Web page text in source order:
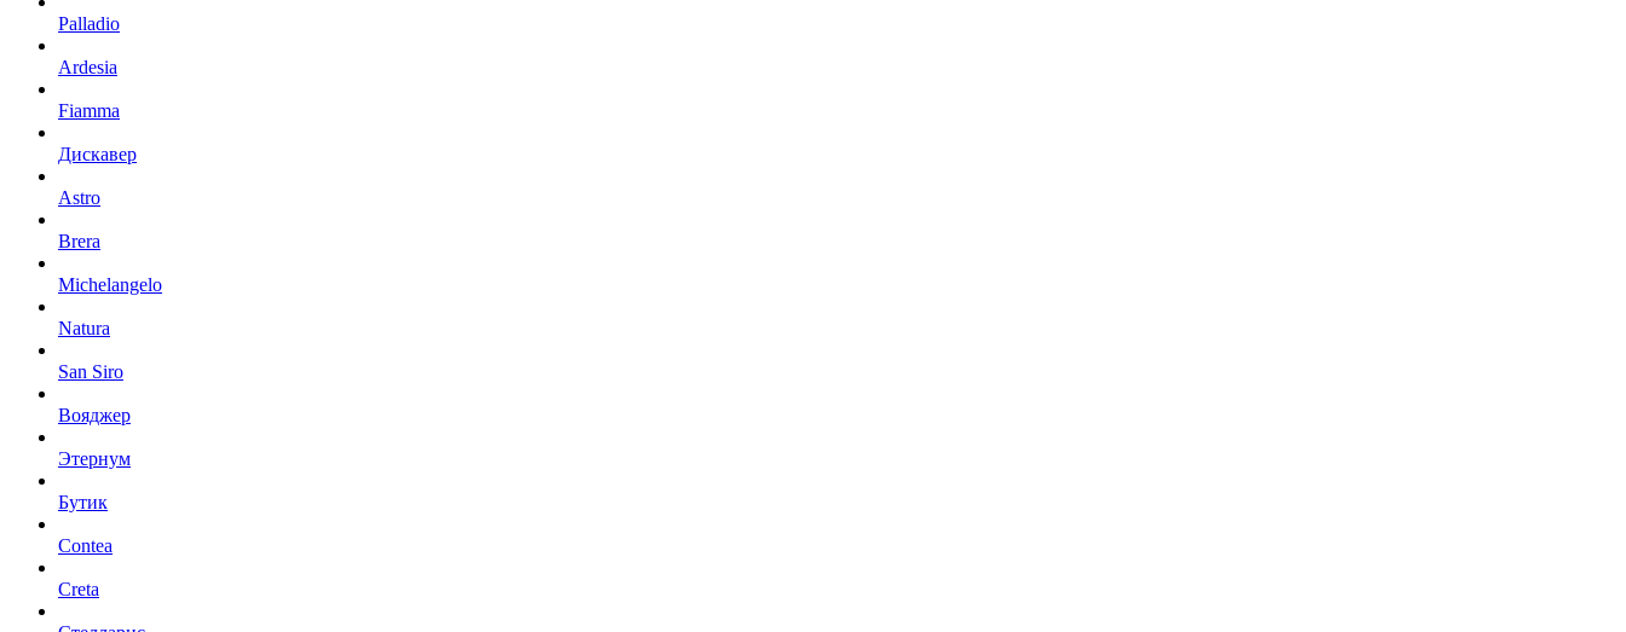
Palladio
Ardesia
Fiamma
Дискавер
Astro
Brera
Michelangelo
Natura
San Siro
Вояджер
Этернум
Бутик
Contea
Creta